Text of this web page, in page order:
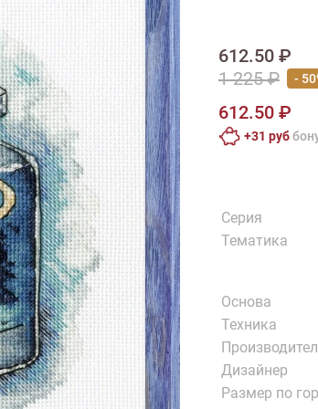
Натюрморт
Птицы
Варежки
612.50 ₽
1 225 ₽
-
612.50 ₽
+31 руб
Серия
Тематика
Основа
Техника
Дизайнер
Размер по